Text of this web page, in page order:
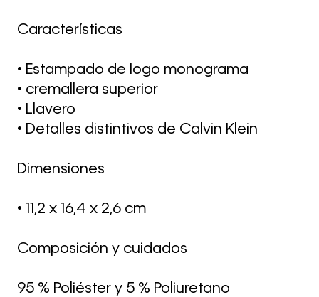
Características
• Estampado de logo monograma
• cremallera superior
• Llavero
• Detalles distintivos de Calvin Klein
Dimensiones
• 11,2 x 16,4 x 2,6 cm
Composición y cuidados
95 % Poliéster y 5 % Poliuretano